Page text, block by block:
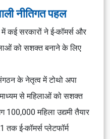
नीतिगत पहल
में कई सरकारों ने ई-कॉमर्स और
को सशक्त बनाने के लिए
के नेतृत्व में टोथो अपा
माध्यम से महिलाओं को सशक्त
100,000 महिला उद्यमी तैयार
तक ई-कॉमर्स प्लेटफॉर्म